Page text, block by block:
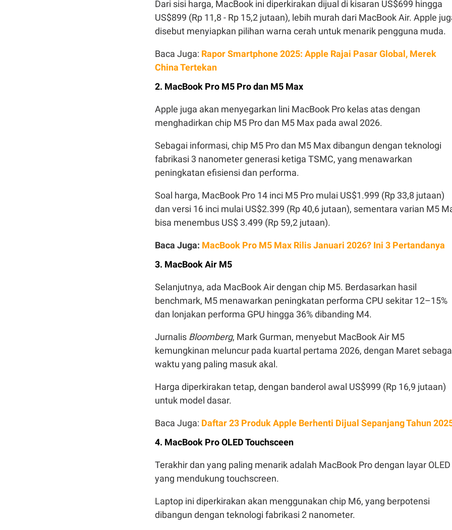
Dari sisi harga, MacBook ini diperkirakan dijual di kisaran US$699 hingga
US$899 (Rp 11,8 - Rp 15,2 jutaan), lebih murah dari MacBook Air. Apple
disebut menyiapkan pilihan warna cerah untuk menarik pengguna muda.
Baca Juga: Rapor Smartphone 2025: Apple Rajai Pasar Global, Merek
China Tertekan
2. MacBook Pro M5 Pro dan M5 Max
Apple juga akan menyegarkan lini MacBook Pro kelas atas dengan
menghadirkan chip M5 Pro dan M5 Max pada awal 2026.
Sebagai informasi, chip M5 Pro dan M5 Max dibangun dengan teknologi
fabrikasi 3 nanometer generasi ketiga TSMC, yang menawarkan
peningkatan efisiensi dan performa.
Soal harga, MacBook Pro 14 inci M5 Pro mulai US$1.999 (Rp 33,8 jutaan)
dan versi 16 inci mulai US$2.399 (Rp 40,6 jutaan), sementara varian M5
bisa menembus US$ 3.499 (Rp 59,2 jutaan).
Baca Juga: MacBook Pro M5 Max Rilis Januari 2026? Ini 3 Pertandanya
3. MacBook Air M5
Selanjutnya, ada MacBook Air dengan chip M5. Berdasarkan hasil
benchmark, M5 menawarkan peningkatan performa CPU sekitar 12–15%
dan lonjakan performa GPU hingga 36% dibanding M4.
Jurnalis Bloomberg, Mark Gurman, menyebut MacBook Air M5
kemungkinan meluncur pada kuartal pertama 2026, dengan Maret
waktu yang paling masuk akal.
Harga diperkirakan tetap, dengan banderol awal US$999 (Rp 16,9 jutaan)
untuk model dasar.
Baca Juga: Daftar 23 Produk Apple Berhenti Dijual Sepanjang Tahun
4. MacBook Pro OLED Touchsceen
Terakhir dan yang paling menarik adalah MacBook Pro dengan layar OLED
yang mendukung touchscreen.
Laptop ini diperkirakan akan menggunakan chip M6, yang berpotensi
dibangun dengan teknologi fabrikasi 2 nanometer.